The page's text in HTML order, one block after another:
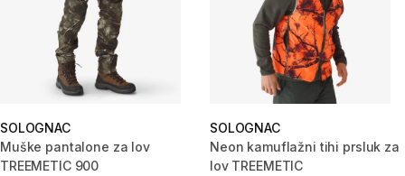
SOLOGNAC
Muške pantalone za lov
TREEMETIC 900
SOLOGNAC
Neon kamuflažni tihi prsluk za
lov TREEMETIC